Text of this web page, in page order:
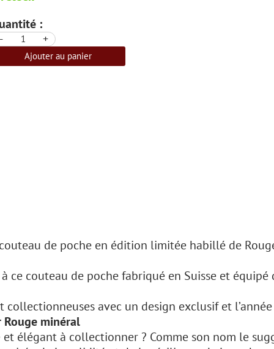
:
- +
Ajouter au panier
de poche en édition limitée habillé de
ce couteau de poche fabriqué en Suisse et
avec un design exclusif et
minéral
élégant à collectionner ? Comme son nom le